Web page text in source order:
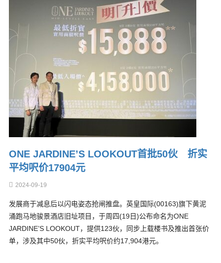
ONE JARDINE’S LOOKOUT首批50伙 折实
平均呎价17904元
2024-09-19
发展商于减息后以闪电姿态抢闸推盘。英皇国际(00163)旗下黄泥
涌跑马地骏景酒店旧址项目，于周四(19日)公布命名为ONE
JARDINE’S LOOKOUT，提供123伙，同步上载楼书及推出首张价
单，涉及其中50伙，折实平均呎价约17,904港元。